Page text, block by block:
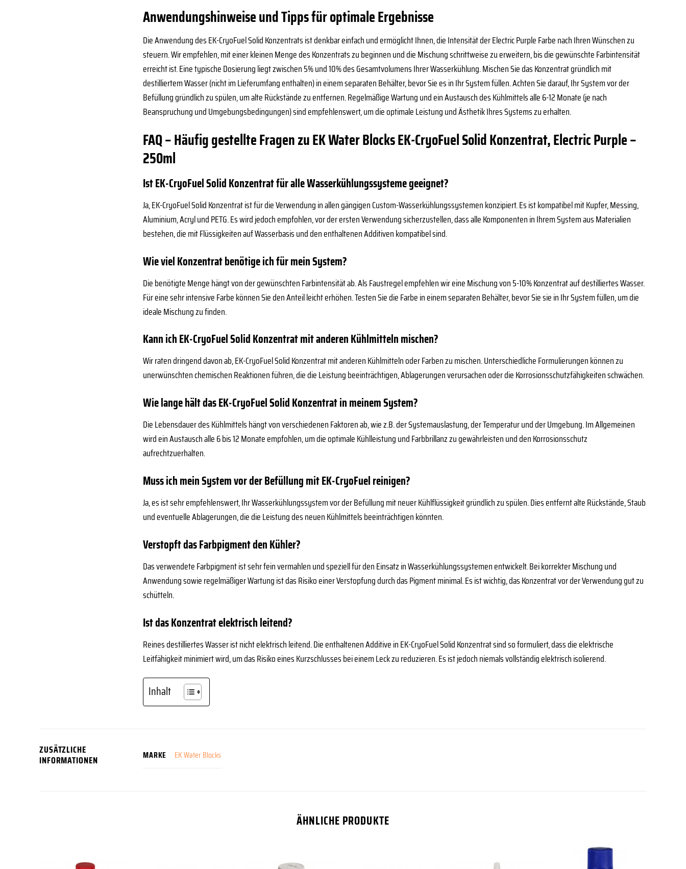
Anwendungshinweise und Tipps für optimale Ergebnisse
Die Anwendung des EK-CryoFuel Solid Konzentrats ist denkbar einfach und ermöglicht Ihnen, die Intensität der Electric Purple Farbe nach Ihren Wünschen zu
steuern. Wir empfehlen, mit einer kleinen Menge des Konzentrats zu beginnen und die Mischung schrittweise zu erweitern, bis die gewünschte Farbintensität
erreicht ist. Eine typische Dosierung liegt zwischen 5% und 10% des Gesamtvolumens Ihrer Wasserkühlung. Mischen Sie das Konzentrat gründlich mit
destilliertem Wasser (nicht im Lieferumfang enthalten) in einem separaten Behälter, bevor Sie es in Ihr System füllen. Achten Sie darauf, Ihr System vor der
Befüllung gründlich zu spülen, um alte Rückstände zu entfernen. Regelmäßige Wartung und ein Austausch des Kühlmittels alle 6-12 Monate (je nach
Beanspruchung und Umgebungsbedingungen) sind empfehlenswert, um die optimale Leistung und Ästhetik Ihres Systems zu erhalten.
FAQ – Häufig gestellte Fragen zu EK Water Blocks EK-CryoFuel Solid Konzentrat, Electric Purple –
250ml
Ist EK-CryoFuel Solid Konzentrat für alle Wasserkühlungssysteme geeignet?
Ja, EK-CryoFuel Solid Konzentrat ist für die Verwendung in allen gängigen Custom-Wasserkühlungssystemen konzipiert. Es ist kompatibel mit Kupfer, Messing,
Aluminium, Acryl und PETG. Es wird jedoch empfohlen, vor der ersten Verwendung sicherzustellen, dass alle Komponenten in Ihrem System aus Materialien
bestehen, die mit Flüssigkeiten auf Wasserbasis und den enthaltenen Additiven kompatibel sind.
Wie viel Konzentrat benötige ich für mein System?
Die benötigte Menge hängt von der gewünschten Farbintensität ab. Als Faustregel empfehlen wir eine Mischung von 5-10% Konzentrat auf destilliertes Wasser.
Für eine sehr intensive Farbe können Sie den Anteil leicht erhöhen. Testen Sie die Farbe in einem separaten Behälter, bevor Sie sie in Ihr System füllen, um die
ideale Mischung zu finden.
Kann ich EK-CryoFuel Solid Konzentrat mit anderen Kühlmitteln mischen?
Wir raten dringend davon ab, EK-CryoFuel Solid Konzentrat mit anderen Kühlmitteln oder Farben zu mischen. Unterschiedliche Formulierungen können zu
unerwünschten chemischen Reaktionen führen, die die Leistung beeinträchtigen, Ablagerungen verursachen oder die Korrosionsschutzfähigkeiten schwächen.
Wie lange hält das EK-CryoFuel Solid Konzentrat in meinem System?
Die Lebensdauer des Kühlmittels hängt von verschiedenen Faktoren ab, wie z.B. der Systemauslastung, der Temperatur und der Umgebung. Im Allgemeinen
wird ein Austausch alle 6 bis 12 Monate empfohlen, um die optimale Kühlleistung und Farbbrillanz zu gewährleisten und den Korrosionsschutz
aufrechtzuerhalten.
Muss ich mein System vor der Befüllung mit EK-CryoFuel reinigen?
Ja, es ist sehr empfehlenswert, Ihr Wasserkühlungssystem vor der Befüllung mit neuer Kühlflüssigkeit gründlich zu spülen. Dies entfernt alte Rückstände, Staub
und eventuelle Ablagerungen, die die Leistung des neuen Kühlmittels beeinträchtigen könnten.
Verstopft das Farbpigment den Kühler?
Das verwendete Farbpigment ist sehr fein vermahlen und speziell für den Einsatz in Wasserkühlungssystemen entwickelt. Bei korrekter Mischung und
Anwendung sowie regelmäßiger Wartung ist das Risiko einer Verstopfung durch das Pigment minimal. Es ist wichtig, das Konzentrat vor der Verwendung gut zu
schütteln.
Ist das Konzentrat elektrisch leitend?
Reines destilliertes Wasser ist nicht elektrisch leitend. Die enthaltenen Additive in EK-CryoFuel Solid Konzentrat sind so formuliert, dass die elektrische
Leitfähigkeit minimiert wird, um das Risiko eines Kurzschlusses bei einem Leck zu reduzieren. Es ist jedoch niemals vollständig elektrisch isolierend.
Inhalt
ZUSÄTZLICHE
INFORMATIONEN MARKE EK Water Blocks
ÄHNLICHE PRODUKTE